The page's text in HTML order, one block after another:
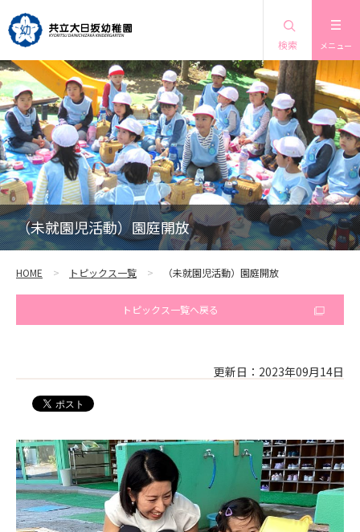
メニュー
検索
（未就園児活動）園庭開放
HOME トピックス一覧 （未就園児活動）園庭開放
トピックス一覧へ戻る
更新日：2023年09月14日